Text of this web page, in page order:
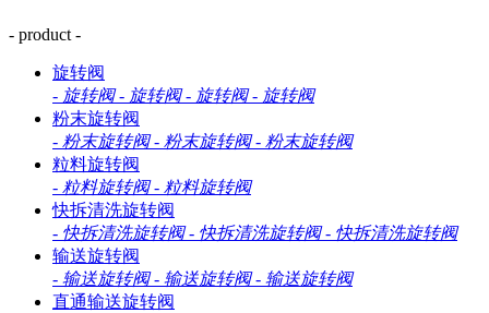
- product -
旋转阀
- 旋转阀 - 旋转阀 - 旋转阀 - 旋转阀
粉末旋转阀
- 粉末旋转阀 - 粉末旋转阀 - 粉末旋转阀
粒料旋转阀
- 粒料旋转阀 - 粒料旋转阀
快拆清洗旋转阀
- 快拆清洗旋转阀 - 快拆清洗旋转阀 - 快拆清洗旋转阀
输送旋转阀
- 输送旋转阀 - 输送旋转阀 - 输送旋转阀
直通输送旋转阀